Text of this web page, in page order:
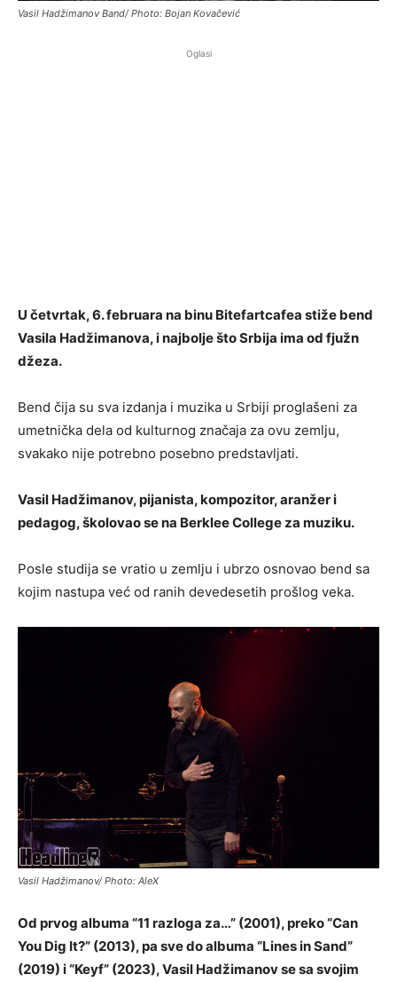
Vasil Hadžimanov Band/ Photo: Bojan Kovačević
Oglasi
U četvrtak, 6. februara na binu Bitefartcafea stiže bend
Vasila Hadžimanova, i najbolje što Srbija ima od fjužn
džeza.
Bend čija su sva izdanja i muzika u Srbiji proglašeni za
umetnička dela od kulturnog značaja za ovu zemlju,
svakako nije potrebno posebno predstavljati.
Vasil Hadžimanov, pijanista, kompozitor, aranžer i
pedagog, školovao se na Berklee College za muziku.
Posle studija se vratio u zemlju i ubrzo osnovao bend sa
kojim nastupa već od ranih devedesetih prošlog veka.
Vasil Hadžimanov/ Photo: AleX
Od prvog albuma “11 razloga za…” (2001), preko “Can
You Dig It?” (2013), pa sve do albuma “Lines in Sand”
(2019) i “Keyf” (2023), Vasil Hadžimanov se sa svojim